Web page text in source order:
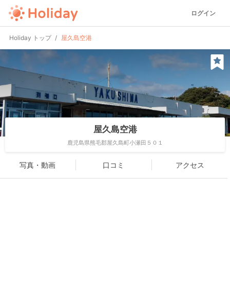
ログイン
Holiday トップ 屋久島空港
屋久島空港
鹿児島県熊毛郡屋久島町小瀬田５０１
写真・動画 口コミ アクセス